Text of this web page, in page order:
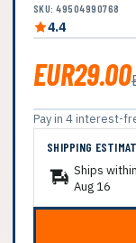
SKU: 49504990768
4.4
EUR29.00
Pay in 4 interest-
SHIPPING
Ships
Aug 16